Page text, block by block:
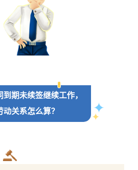
到期未续签继续工作，
动关系怎么算？